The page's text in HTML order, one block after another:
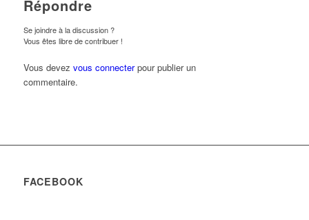
Répondre
Se joindre à la discussion ?
Vous êtes libre de contribuer !
Vous devez vous connecterpour publier un
commentaire.
FACEBOOK